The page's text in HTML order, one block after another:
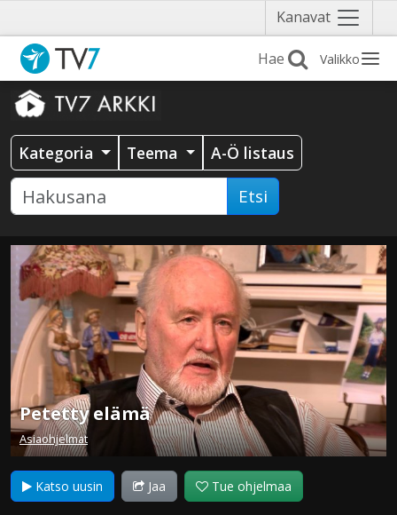
Kanavat Näytä
valikko
Valikko
Kategoria Teema A-Ö listaus
Etsi
Petetty elämä
Asiaohjelmat
Katso uusin Jaa Tue ohjelmaa